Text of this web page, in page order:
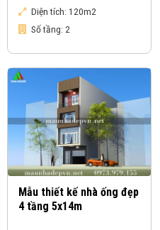
Diện tích: 120m2
Số tầng: 2
Mẫu thiết kế nhà ống đẹp
4 tầng 5x14m